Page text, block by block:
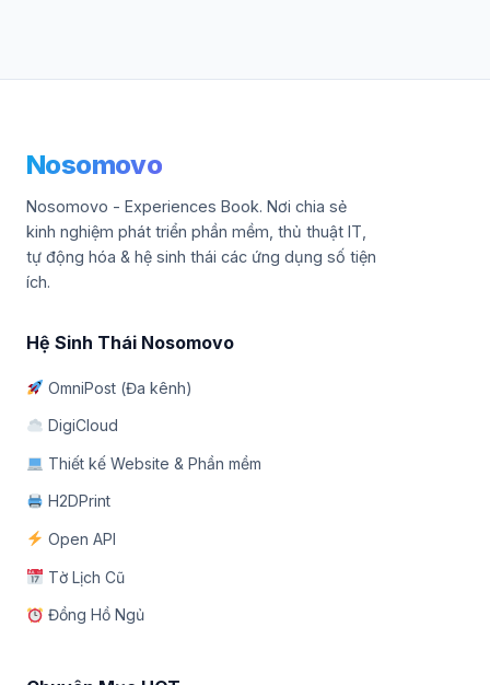
Nosomovo
Nosomovo - Experiences Book. Nơi chia sẻ
kinh nghiệm phát triển phần mềm, thủ thuật IT,
tự động hóa & hệ sinh thái các ứng dụng số tiện
ích.
Hệ Sinh Thái Nosomovo
OmniPost (Đa kênh)
DigiCloud
Thiết kế Website & Phần mềm
H2DPrint
Open API
Tờ Lịch Cũ
Đồng Hồ Ngủ